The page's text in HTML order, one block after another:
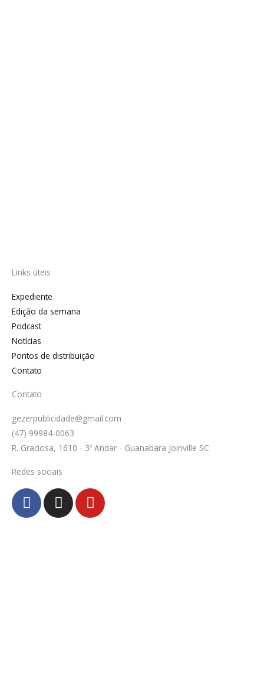
Links úteis
Expediente
Edição da semana
Podcast
Notícias
Pontos de distribuição
Contato
Contato
gezerpublicidade@gmail.com
(47) 99984-0063
R. Graciosa, 1610 - 3º Andar - Guanabara Joinville SC
Redes sociais
F
a
c
I
n
s
Y
o
u